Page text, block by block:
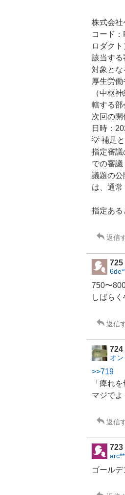
株式会社
コード
ロダク
該当する
対象とな
厚生労
（中枢
轄する部
次回の開
日時：
💡 補足
指定審議
での審議
議題の公
は、通常
指定ある
返信
725
750〜
しばら
返信
724
オ
>>719
「痺れ
マジでよ
返信
723
ゴール